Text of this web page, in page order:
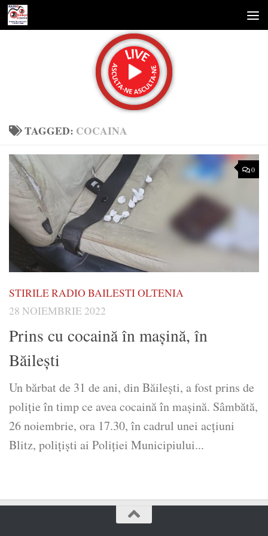
Skip to content
TAGGED: COCAINA
0
STIRILE RADIO BAILESTI OLTENIA
28 NOIEMBRIE 2022
Prins cu cocaină în maşină, în
Băileşti
Un bărbat de 31 de ani, din Băileşti, a fost prins de
poliţie în timp ce avea cocaină în maşină. Sâmbătă,
26 noiembrie, ora 17.30, în cadrul unei acțiuni
Blitz, polițiști ai Poliției Municipiului...